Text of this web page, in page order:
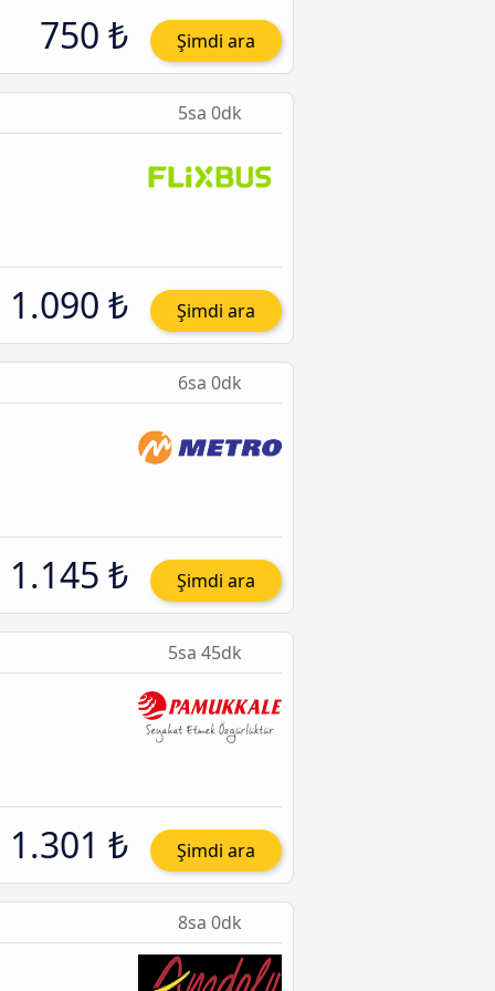
750 ₺ Şimdi ara
5sa 0dk
1.090 ₺ Şimdi ara
6sa 0dk
1.145 ₺ Şimdi ara
5sa 45dk
1.301 ₺ Şimdi ara
8sa 0dk